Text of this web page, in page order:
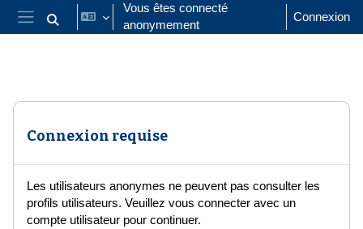
Passer au contenu principal
Panneau latéral
Activer/désactiver la saisie de recherche
Vous êtes connecté
anonymement
Connexion
Connexion requise
Les utilisateurs anonymes ne peuvent pas consulter les
profils utilisateurs. Veuillez vous connecter avec un
compte utilisateur pour continuer.